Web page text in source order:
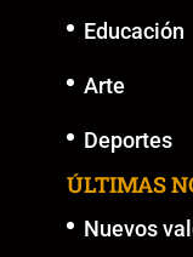
Educación
Arte
Deportes
ÚLTIMAS
Nuevos